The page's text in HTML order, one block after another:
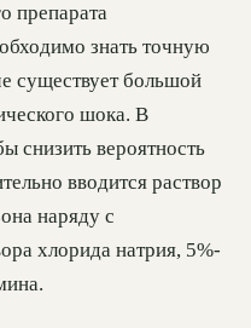
препарата
знать точную
существует большой
шока. В
снизить вероятность
вводится раствор
наряду с
хлорида натрия, 5%-